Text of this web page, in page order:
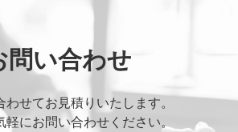
問い合わせ
わせてお見積りいたします。
軽にお問い合わせください。